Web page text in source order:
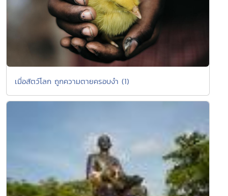
เมื่อสัตว์โลก ถูกความตายครอบงำ (1)